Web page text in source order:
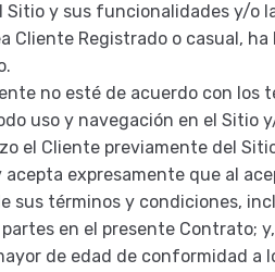
Sitio y sus funcionalidades y/o
Cliente Registrado o casual,
no esté de acuerdo con
uso y navegación en el Sitio
el Cliente previamente del
acepta expresamente que al
sus términos y condiciones,
en el presente Contrato; y,
de edad de conformidad